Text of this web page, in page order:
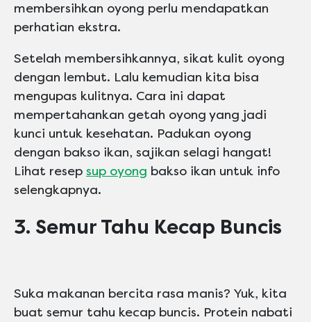
membersihkan oyong perlu mendapatkan
perhatian ekstra.
Setelah membersihkannya, sikat kulit oyong
dengan lembut. Lalu kemudian kita bisa
mengupas kulitnya. Cara ini dapat
mempertahankan getah oyong yang jadi
kunci untuk kesehatan. Padukan oyong
dengan bakso ikan, sajikan selagi hangat!
Lihat resep sup oyong bakso ikan untuk info
selengkapnya.
3. Semur Tahu Kecap Buncis
Suka makanan bercita rasa manis? Yuk, kita
buat semur tahu kecap buncis. Protein nabati